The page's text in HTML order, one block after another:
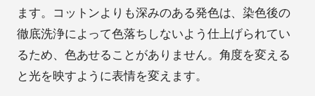
ます。コットンよりも深みのある発色は、染色後の
徹底洗浄によって色落ちしないよう仕上げられてい
るため、色あせることがありません。角度を変える
と光を映すように表情を変えます。